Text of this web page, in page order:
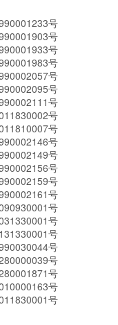
号
号
号
号
号
号
号
号
号
号
号
号
号
号
号
号
号
号
号
号
号
号